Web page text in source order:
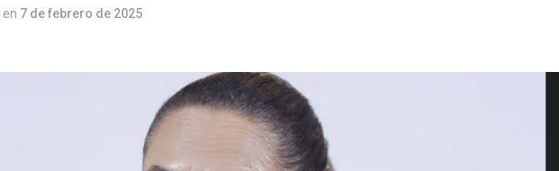
en 7 de febrero de 2025